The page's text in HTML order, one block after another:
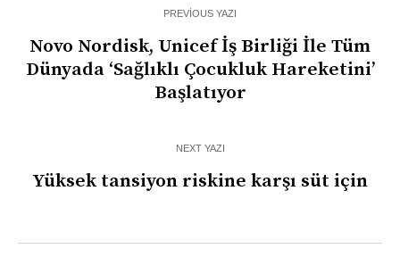
PREVIOUS YAZI
Novo Nordisk, Unicef İş Birliği İle Tüm
Dünyada ‘Sağlıklı Çocukluk Hareketini’
Başlatıyor
NEXT YAZI
Yüksek tansiyon riskine karşı süt için